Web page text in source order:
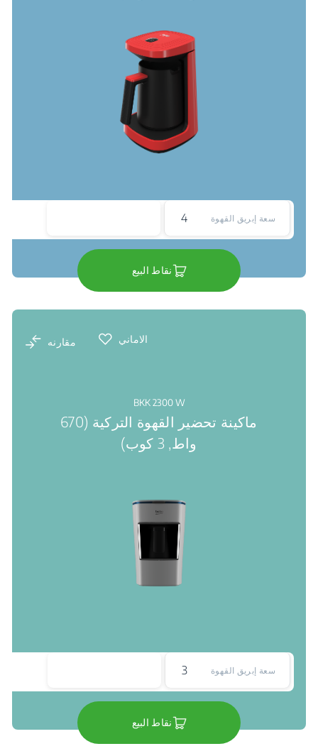
سعة إبريق القهوة 4
نقاط البيع
الاماني مقارنه
BKK 2300 W
ماكينة تحضير القهوة التركية (670
واط, 3 كوب)
سعة إبريق القهوة 3
نقاط البيع